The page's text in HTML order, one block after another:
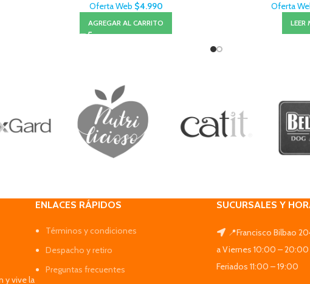
Oferta Web $4.990
AGREGAR AL CARRITO
Oferta
LEER
y vive la
ENLACES RÁPIDOS
Términos y condiciones
Despacho y retiro
Preguntas frecuentes
SUCURSALES Y
📍Francisco Bilbao
a Viernes 10:00 –
Feriados 11:00 – 19:00